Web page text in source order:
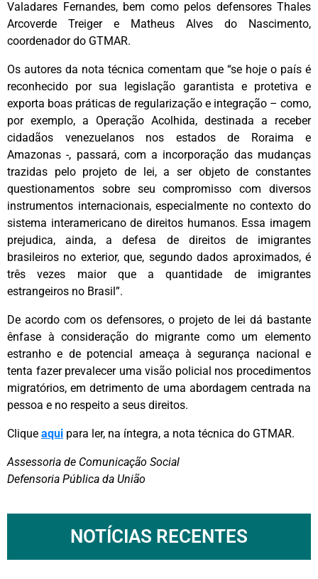
Valadares Fernandes, bem como pelos defensores Thales
Arcoverde Treiger e Matheus Alves do Nascimento,
coordenador do GTMAR.
Os autores da nota técnica comentam que “se hoje o país é
reconhecido por sua legislação garantista e protetiva e
exporta boas práticas de regularização e integração – como,
por exemplo, a Operação Acolhida, destinada a receber
cidadãos venezuelanos nos estados de Roraima e
Amazonas -, passará, com a incorporação das mudanças
trazidas pelo projeto de lei, a ser objeto de constantes
questionamentos sobre seu compromisso com diversos
instrumentos internacionais, especialmente no contexto do
sistema interamericano de direitos humanos. Essa imagem
prejudica, ainda, a defesa de direitos de imigrantes
brasileiros no exterior, que, segundo dados aproximados, é
três vezes maior que a quantidade de imigrantes
estrangeiros no Brasil”.
De acordo com os defensores, o projeto de lei dá bastante
ênfase à consideração do migrante como um elemento
estranho e de potencial ameaça à segurança nacional e
tenta fazer prevalecer uma visão policial nos procedimentos
migratórios, em detrimento de uma abordagem centrada na
pessoa e no respeito a seus direitos.
Clique aqui para ler, na íntegra, a nota técnica do GTMAR.
Assessoria de Comunicação Social
Defensoria Pública da União
NOTÍCIAS RECENTES